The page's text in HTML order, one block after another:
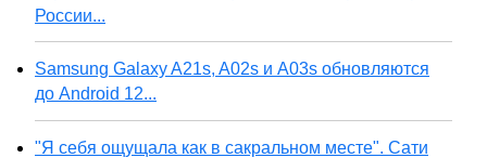
России...
Samsung Galaxy A21s, A02s и A03s обновляются
до Android 12...
"Я себя ощущала как в сакральном месте". Сати